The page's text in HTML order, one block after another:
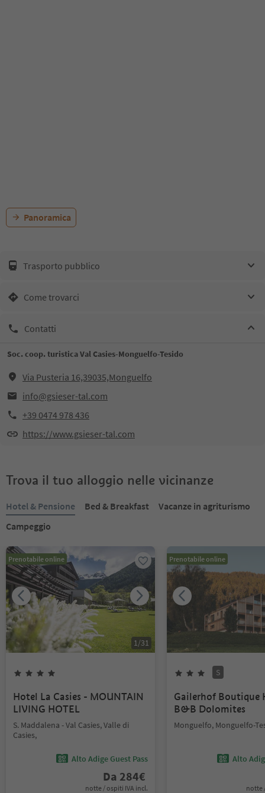
Panoramica
Trasporto pubblico
Come trovarci
Contatti
Soc. coop. turistica Val Casies-Monguelfo-Tesido
Via Pusteria 16,39035,Monguelfo
info@gsieser-tal.com
+39 0474 978 436
https://www.gsieser-tal.com
Trova il tuo alloggio nelle vicinanze
Hotel & Pensione Bed & Breakfast
Vacanze in agriturismo
Campeggio
Prenotabile online
1/31
Hotel La Casies - MOUNTAIN
LIVING HOTEL
S. Maddalena - Val Casies, Valle di
Casies,
Alto Adige Guest Pass
Da 284€
notte / ospiti IVA incl.
Prenotabile online
S
Gailerhof Boutique
B&B Dolomites
Monguelfo, Monguelfo-
Alto
notte